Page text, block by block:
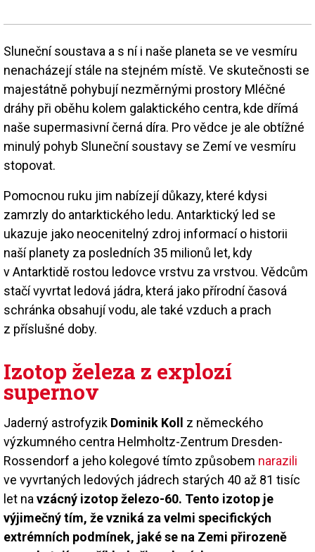
Sluneční soustava a s ní i naše planeta se ve vesmíru
nenacházejí stále na stejném místě. Ve skutečnosti se
majestátně pohybují nezměrnými prostory Mléčné
dráhy při oběhu kolem galaktického centra, kde dřímá
naše supermasivní černá díra. Pro vědce je ale obtížné
minulý pohyb Sluneční soustavy se Zemí ve vesmíru
stopovat.
Pomocnou ruku jim nabízejí důkazy, které kdysi
zamrzly do antarktického ledu. Antarktický led se
ukazuje jako neocenitelný zdroj informací o historii
naší planety za posledních 35 milionů let, kdy
v Antarktidě rostou ledovce vrstvu za vrstvou. Vědcům
stačí vyvrtat ledová jádra, která jako přírodní časová
schránka obsahují vodu, ale také vzduch a prach
z příslušné doby.
Izotop železa z explozí
supernov
Jaderný astrofyzik Dominik Koll z německého
výzkumného centra Helmholtz-Zentrum Dresden-
Rossendorf a jeho kolegové tímto způsobem narazili
ve vyvrtaných ledových jádrech starých 40 až 81 tisíc
let na vzácný izotop železo-60. Tento izotop je
výjimečný tím, že vzniká za velmi specifických
extrémních podmínek, jaké se na Zemi přirozeně